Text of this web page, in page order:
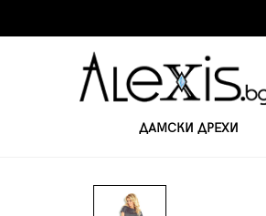
ДАМСКИ ДРЕХИ